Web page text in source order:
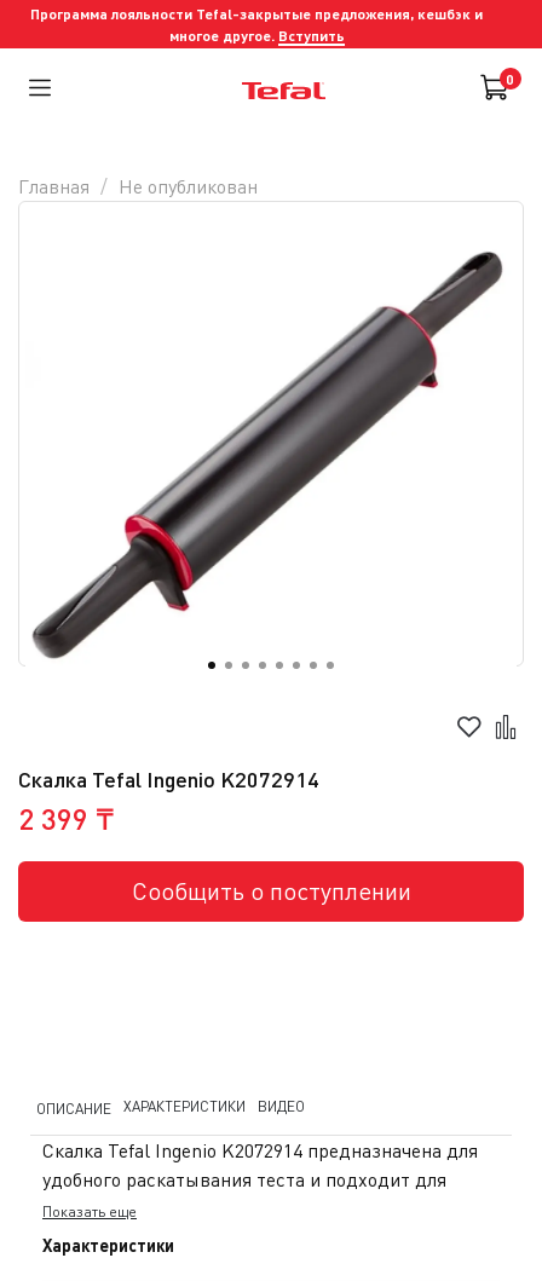
Программа лояльности Tefal-закрытые предложения, кешбэк и
многое другое. Вступить
0
Скалка Tefal Ingenio K2072914
2 399 ₸
Сообщить о поступлении
Главная Не опубликован
ОПИСАНИЕ ХАРАКТЕРИСТИКИ ВИДЕО
Скалка Tefal Ingenio K2072914 предназначена для
удобного раскатывания теста и подходит для
приготовления пиццы, выпечки и других блюд.
Рабочая поверхность с антиприлипающим
Показать еще
Характеристики